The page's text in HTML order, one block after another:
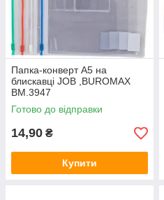
Папка-конверт А5 на
блискавці JOB ,BUROMAX
BM.3947
Готово до відправки
14,90 ₴
Купити